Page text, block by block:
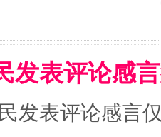
"炒
发表评论感
发表评论感言